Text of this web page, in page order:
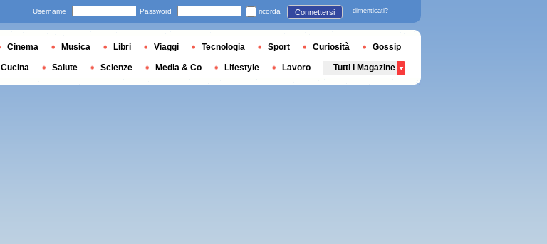
Username Password ricorda Connettersi dimenticati?
Cinema Musica Libri Viaggi Tecnologia Sport Curiosità Gossip
Cucina Salute Scienze Media & Co Lifestyle Lavoro Tutti i Magazine